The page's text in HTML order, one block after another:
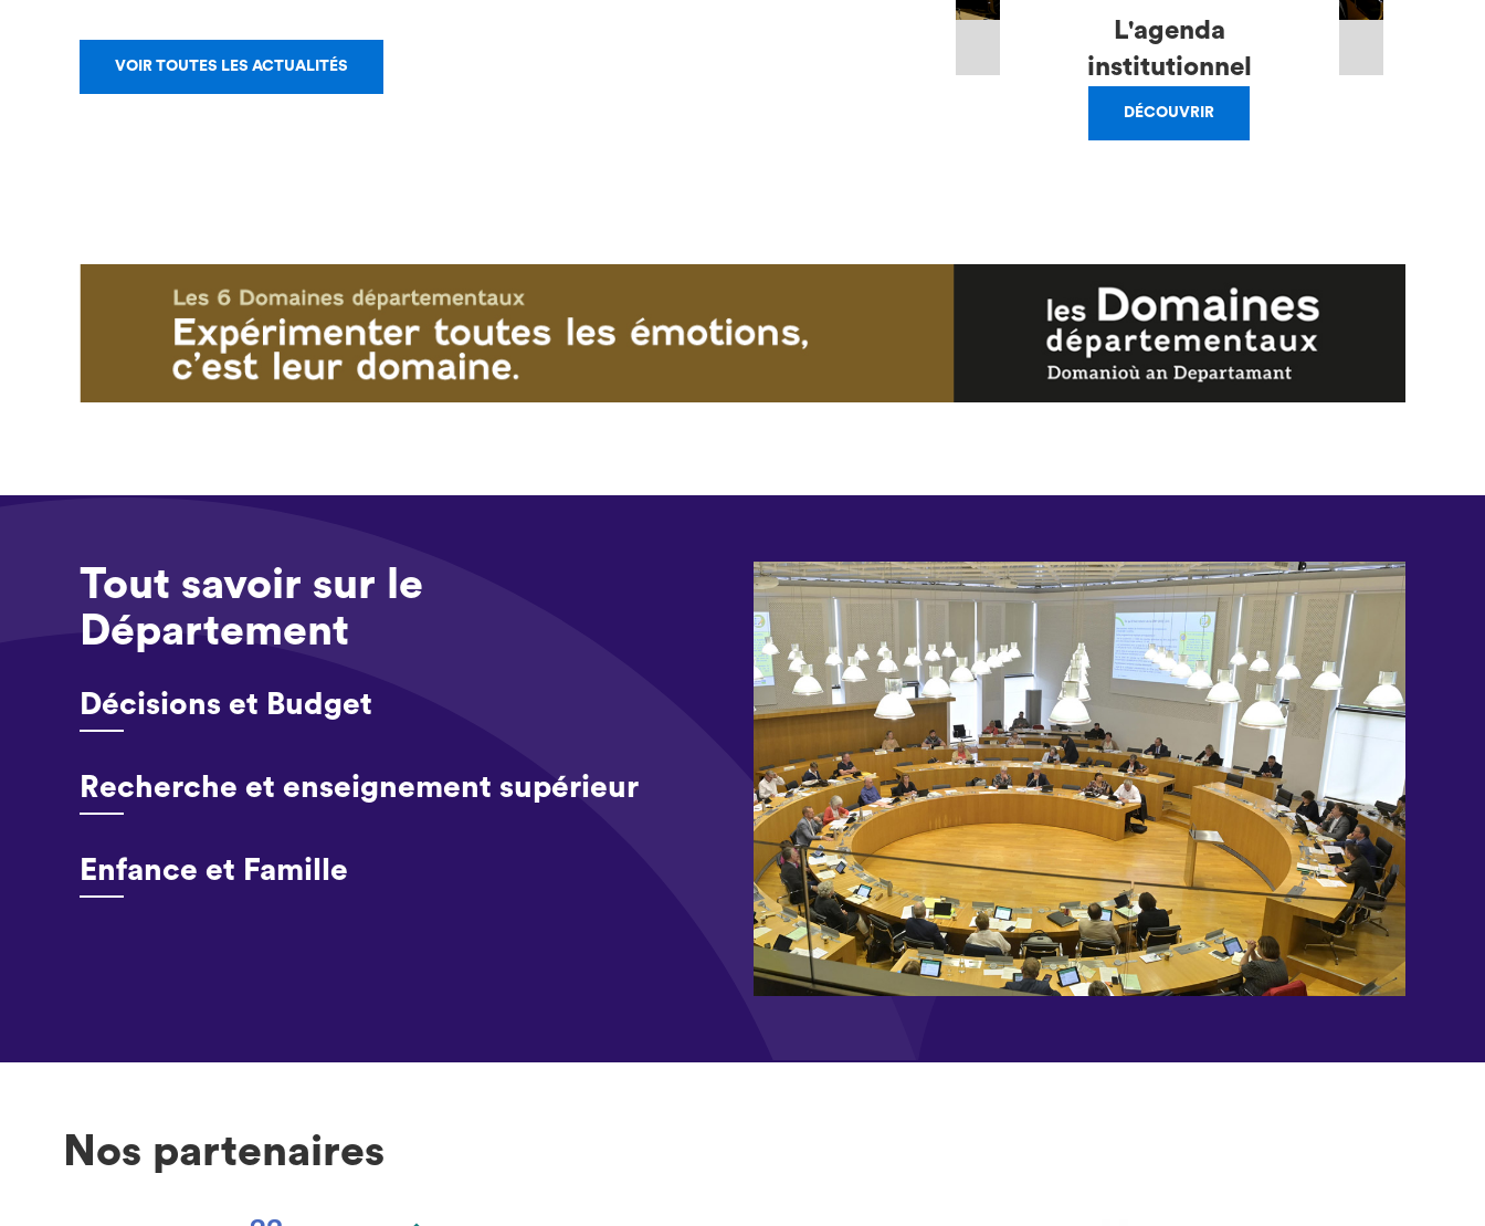
VOIR TOUTES LES ACTUALITÉS
L'agenda
institutionnel
DÉCOUVRIR
Tout savoir sur le
Département
Décisions et Budget
Recherche et enseignement supérieur
Enfance et Famille
Nos partenaires